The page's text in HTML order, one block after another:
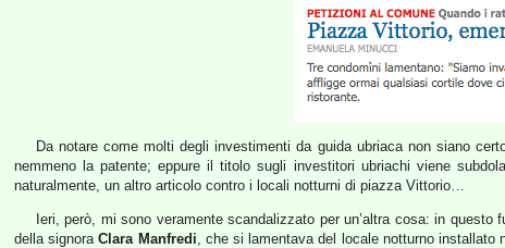
Da notare come molti degli investimenti da guida ubriaca non siano
nemmeno la patente; eppure il titolo sugli investitori ubriachi viene
naturalmente, un altro articolo contro i locali notturni di piazza Vittorio…
Ieri, però, mi sono veramente scandalizzato per un’altra cosa: in
della signoraClara Manfredi, che si lamentava del locale notturno installato